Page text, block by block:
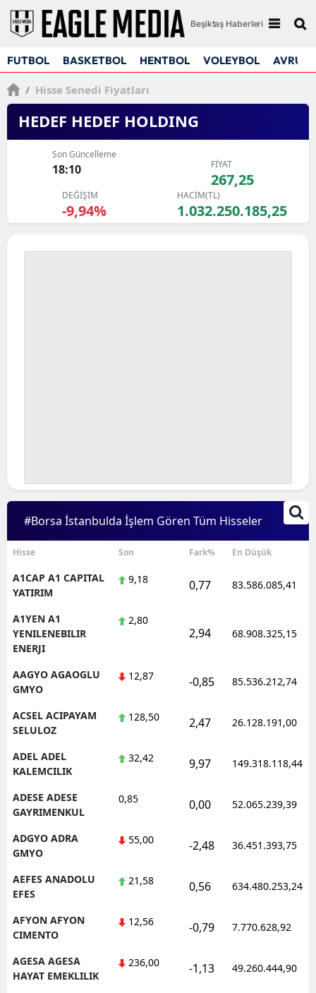
Beşiktaş Haberleri
FUTBOL BASKETBOL HENTBOL VOLEYBOL
/ Hisse Senedi Fiyatları
HEDEF HEDEF HOLDING
Son Güncelleme
18:10 FİYAT
267,25
DEĞİŞİM
-9,94%
HACİM(TL)
1.032.250.185,25
#Borsa İstanbulda İşlem Gören Tüm Hisseler
Hisse Son Fark% En Düşük
A1CAP A1 CAPITAL
YATIRIM
9,18 0,77 83.586.085,41
A1YEN A1
YENILENEBILIR
ENERJI
2,80
2,94 68.908.325,15
AAGYO AGAOGLU
GMYO
12,87 -0,85 85.536.212,74
ACSEL ACIPAYAM
SELULOZ
128,50 2,47 26.128.191,00
ADEL ADEL
KALEMCILIK
32,42 9,97 149.318.118,44
ADESE ADESE
GAYRIMENKUL
0,85 0,00 52.065.239,39
ADGYO ADRA
GMYO
55,00 -2,48 36.451.393,75
AEFES ANADOLU
EFES
21,58 0,56 634.480.253,24
AFYON AFYON
CIMENTO
12,56 -0,79 7.770.628,92
AGESA AGESA
HAYAT EMEKLILIK
236,00 -1,13 49.260.444,90